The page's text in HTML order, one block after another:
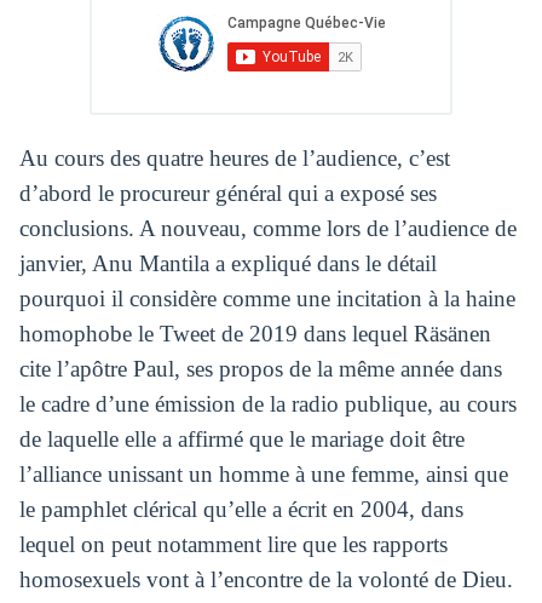
Au cours des quatre heures de l’audience, c’est
d’abord le procureur général qui a exposé ses
conclusions. A nouveau, comme lors de l’audience de
janvier, Anu Mantila a expliqué dans le détail
pourquoi il considère comme une incitation à la haine
homophobe le Tweet de 2019 dans lequel Räsänen
cite l’apôtre Paul, ses propos de la même année dans
le cadre d’une émission de la radio publique, au cours
de laquelle elle a affirmé que le mariage doit être
l’alliance unissant un homme à une femme, ainsi que
le pamphlet clérical qu’elle a écrit en 2004, dans
lequel on peut notamment lire que les rapports
homosexuels vont à l’encontre de la volonté de Dieu.